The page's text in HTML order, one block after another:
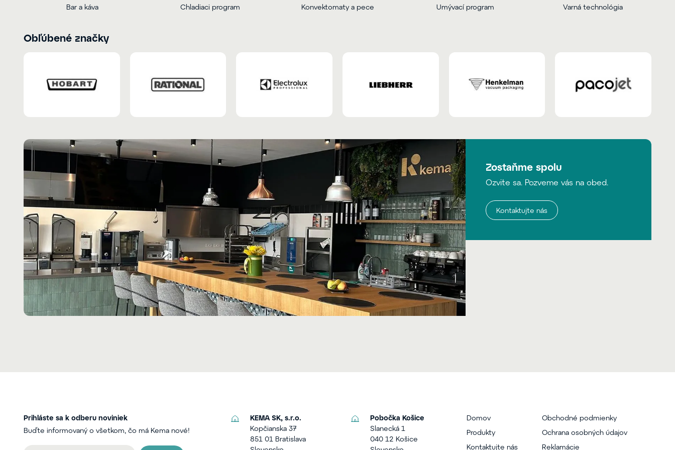
Bar a káva Chladiaci program Konvektomaty a pece Umývací program Varná technológia
Obľúbené značky
Zostaňme spolu
Ozvite sa. Pozveme vás na obed.
Kontaktujte nás
Prihláste sa k odberu noviniek
Buďte informovaný o všetkom, čo má Kema nové!
KEMA SK, s.r.o.
Kopčianska 37
851 01 Bratislava
Pobočka Košice
Slanecká 1
040 12 Košice
Domov
Produkty
Kontaktujte nás
Obchodné podmienky
Ochrana osobných údajov
Reklamácie